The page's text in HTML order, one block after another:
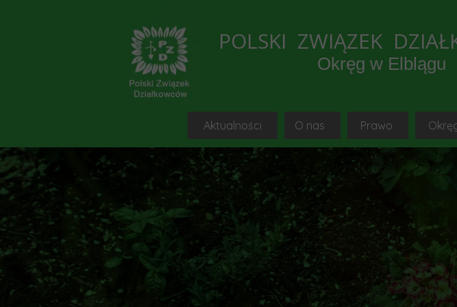
POLSKI ZWIĄZEK
Okręg w Elblągu
Aktualności
Bieżące wydarzenia
Przegląd mediów lokalnych
Blogi, portale i strony ogrodnicze, Youtube
Informacje i komunikaty OZ PZD-sq-pl
Wykaz wolnych działek w ROD Okręgu Elbląg 2021
Porady ogrodnicze
O nas
Co to jest PZD-sq-pl
Hymn i godło-sq-pl
Strona główna
Prawo
Uchwały OZ PZD
Uchwały KR
Wzory